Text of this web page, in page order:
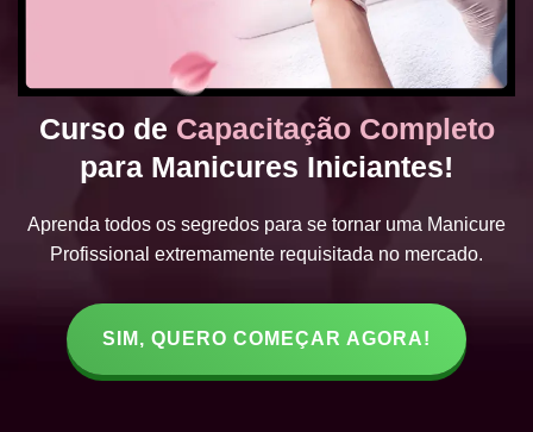
Curso de Capacitação Completo
para Manicures Iniciantes!
Aprenda todos os segredos para se tornar uma Manicure
Profissional extremamente requisitada no mercado.
SIM, QUERO COMEÇAR AGORA!